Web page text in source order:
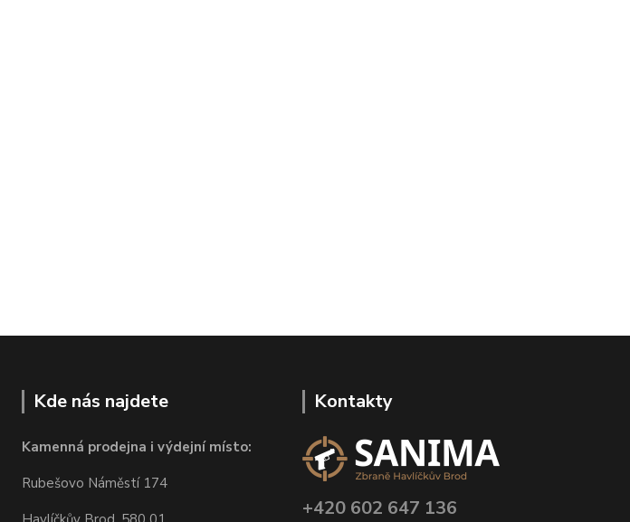
Kde nás najdete
Kamenná prodejna i výdejní místo:
Rubešovo Náměstí 174
Kontakty
+420 602 647 136